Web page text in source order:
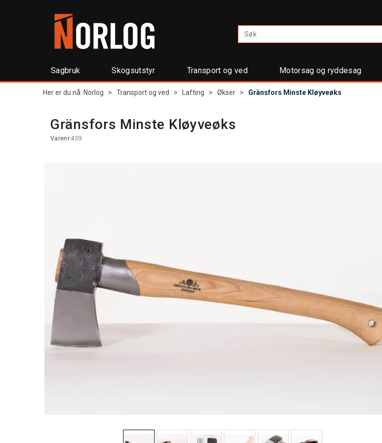
Sagbruk Skogsutstyr Transport og ved Motorsag og ryddesag
Her er du nå: Norlog > Transport og ved > Lafting > Økser > Gränsfors Minste Kløyveøks
Gränsfors Minste Kløyveøks
Varenr:439